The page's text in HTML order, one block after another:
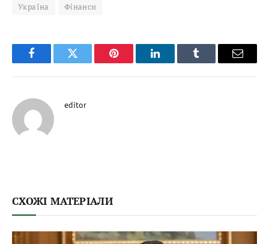
Україна
Фінанси
FacebookTwitter Pinterest LinkedInTumblr Email
editor
СХОЖІ МАТЕРІАЛИ